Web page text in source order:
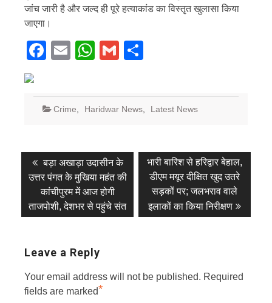
जांच जारी है और जल्द ही पूरे हत्याकांड का विस्तृत खुलासा किया
जाएगा।
Facebook
EmailWhatsApp
Gmail
Crime Haridwar News Latest News
Post
navigation
Previous
post:
बड़ा अखाड़ा उदासीन के
उत्तर पंगत के मुखिया महंत की
कांचीपुरम में आज होगी
ताजपोशी, देशभर से पहुंचे संत
Next
post:
भारी बारिश से हरिद्वार बेहाल,
डीएम मयूर दीक्षित खुद उतरे
सड़कों पर; जलभराव वाले
इलाकों का किया निरीक्षण
Leave a Reply
Your email address will not be published. Required
fields are marked*